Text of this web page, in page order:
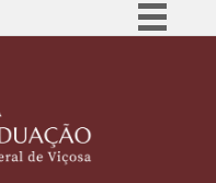
Participe
Acesso à informação